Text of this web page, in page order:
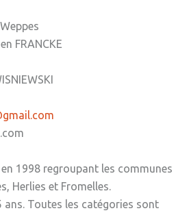
FRANCKE
1998 regroupant les communes
Herlies et Fromelles.
ans. Toutes les catégories sont